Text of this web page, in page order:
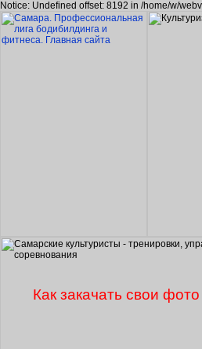
Notice: Undefined offset: 8192 in /home/w/
Как закачать свои фото